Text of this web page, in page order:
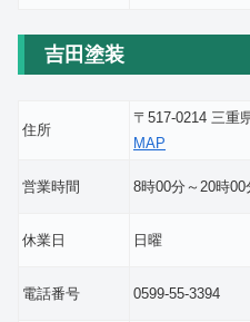
吉田塗装
住所
〒517-0214 三重
MAP
営業時間 8時00分～20時00
休業日 日曜
電話番号 0599-55-3394